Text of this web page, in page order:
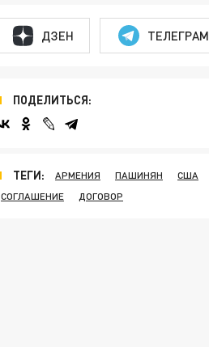
ДЗЕН ТЕЛЕГРАМ
ПОДЕЛИТЬСЯ:
ТЕГИ: АРМЕНИЯ ПАШИНЯН США
СОГЛАШЕНИЕ
ДОГОВОР